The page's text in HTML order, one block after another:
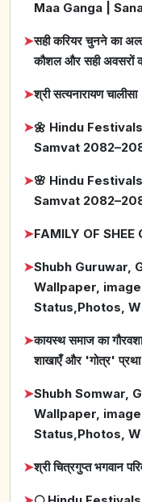
Maa Ganga |
➤सही करियर चुनने का
कौशल और सही अवसरों
➤श्री सत्यनारायण चालीसा
➤🌼 Hindu
Samvat
➤🌸 Hindu
Samvat
➤FAMILY OF
➤Shubh Guruwar,
Wallpaper,
Status,Photos,
➤कायस्थ समाज का
शाखाएँ और 'गोत्र' प्रथा
➤Shubh Somwar,
Wallpaper,
Status,Photos,
➤श्री चित्रगुप्त भगवान